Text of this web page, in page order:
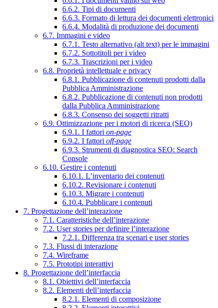
6.6.2. Tipi di documenti
6.6.3. Formato di lettura dei documenti elettronici
6.6.4. Modalità di produzione dei documenti
6.7. Immagini e video
6.7.1. Testo alternativo (alt text) per le immagini
6.7.2. Sottotitoli per i video
6.7.3. Trascrizioni per i video
6.8. Proprietà intellettuale e privacy
6.8.1. Pubblicazione di contenuti prodotti dalla
Pubblica Amministrazione
6.8.2. Pubblicazione di contenuti non prodotti
dalla Pubblica Amministrazione
6.8.3. Consenso dei soggetti ritratti
6.9. Ottimizzazione per i motori di ricerca (SEO)
6.9.1. I fattori on-page
6.9.2. I fattori off-page
6.9.3. Strumenti di diagnostica SEO: Search
Console
6.10. Gestire i contenuti
6.10.1. L’inventario dei contenuti
6.10.2. Revisionare i contenuti
6.10.3. Migrare i contenuti
6.10.4. Pubblicare i contenuti
7. Progettazione dell’interazione
7.1. Caratteristiche dell’interazione
7.2. User stories per definire l’interazione
7.2.1. Differenza tra scenari e user stories
7.3. Flussi di interazione
7.4. Wireframe
7.5. Prototipi interattivi
8. Progettazione dell’interfaccia
8.1. Obiettivi dell’interfaccia
8.2. Elementi dell’interfaccia
8.2.1. Elementi di composizione